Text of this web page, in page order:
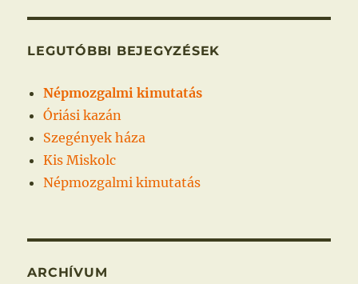
kifejezésre:
LEGUTÓBBI BEJEGYZÉSEK
Népmozgalmi kimutatás
Óriási kazán
Szegények háza
Kis Miskolc
Népmozgalmi kimutatás
ARCHÍVUM